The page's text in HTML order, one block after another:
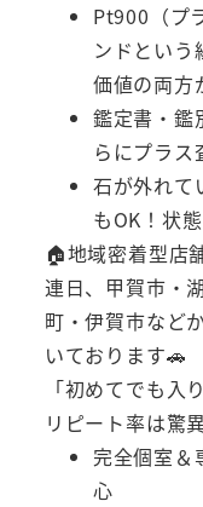
Pt900（プ
ンドという
価値の両方
鑑定書・鑑
らにプラス
石が外れて
もOK！状
🏠地域密着型店
連日、甲賀市・
町・伊賀市など
いております🚗
「初めてでも入
リピート率は驚
完全個室＆
心